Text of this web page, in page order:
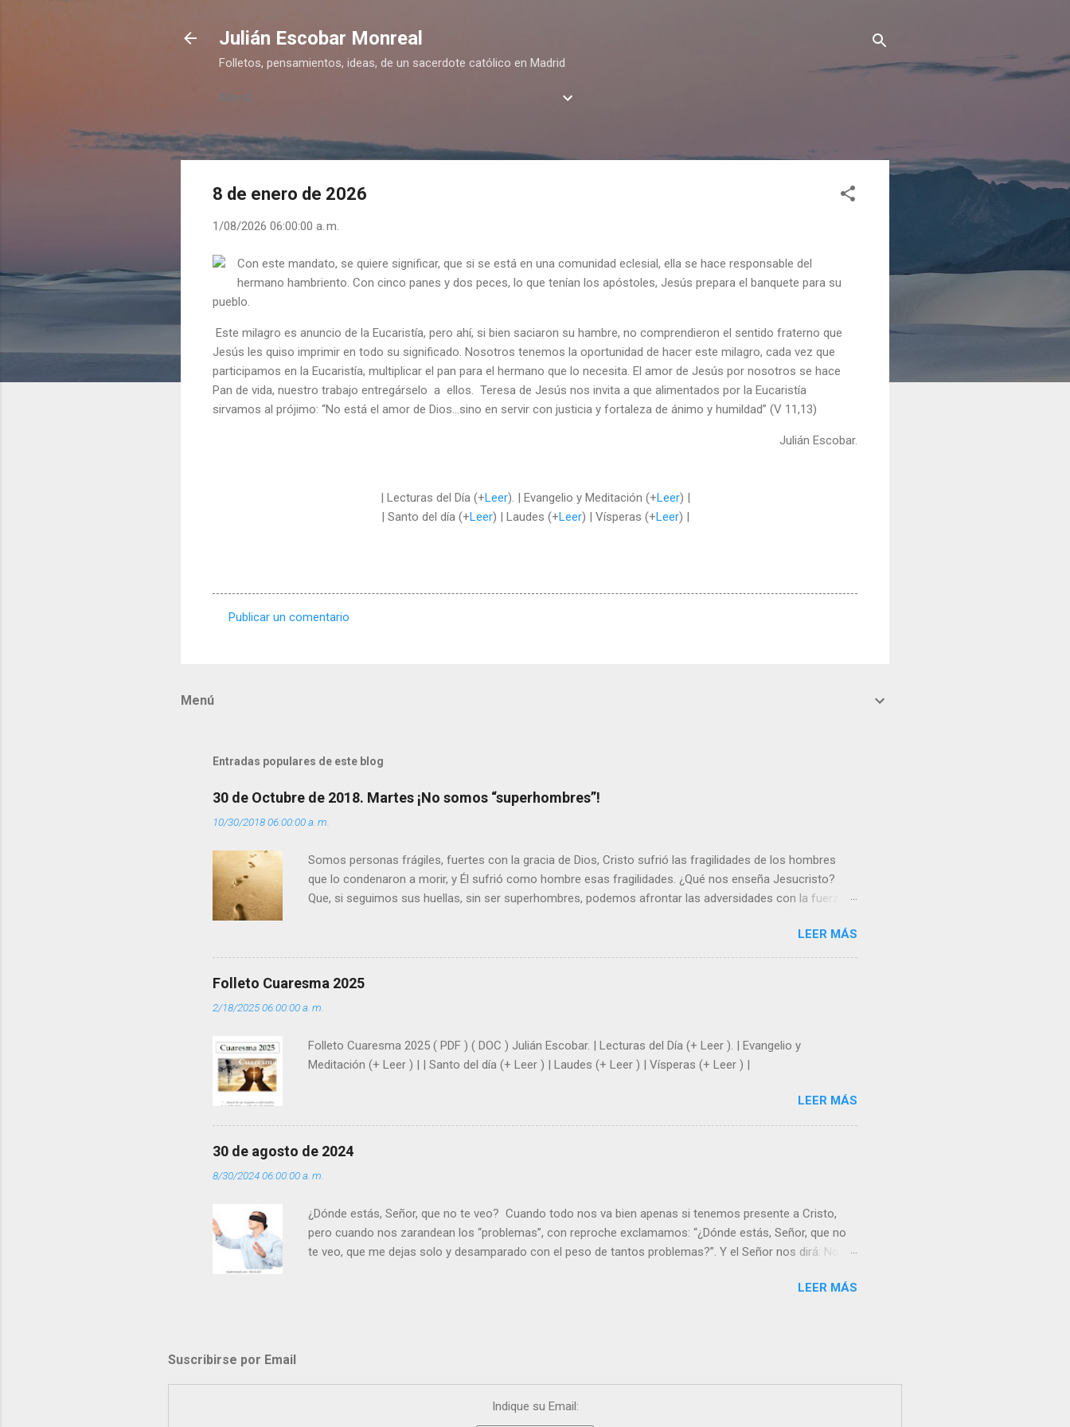
Julián Escobar Monreal
Folletos, pensamientos, ideas, de un sacerdote católico en Madrid
Menú
8 de enero de 2026
1/08/2026 06:00:00 a. m.
Con este mandato, se quiere significar, que si se está en una comunidad eclesial, ella se hace responsable del
hermano hambriento. Con cinco panes y dos peces, lo que tenían los apóstoles, Jesús prepara el banquete para su
pueblo.
Este milagro es anuncio de la Eucaristía, pero ahí, si bien saciaron su hambre, no comprendieron el sentido fraterno que
Jesús les quiso imprimir en todo su significado. Nosotros tenemos la oportunidad de hacer este milagro, cada vez que
participamos en la Eucaristía, multiplicar el pan para el hermano que lo necesita. El amor de Jesús por nosotros se hace
Pan de vida, nuestro trabajo entregárselo a ellos. Teresa de Jesús nos invita a que alimentados por la Eucaristía
sirvamos al prójimo: “No está el amor de Dios…sino en servir con justicia y fortaleza de ánimo y humildad” (V 11,13)
Julián Escobar.
| Lecturas del Día (+Leer). | Evangelio y Meditación (+Leer) |
| Santo del día (+Leer) | Laudes (+Leer) | Vísperas (+Leer) |
a
Publicar un comentario
Menú
Entradas populares de este blog
30 de Octubre de 2018. Martes ¡No somos “superhombres”!
10/30/2018 06:00:00 a. m.
Somos personas frágiles, fuertes con la gracia de Dios, Cristo sufrió las fragilidades de los hombres
que lo condenaron a morir, y Él sufrió como hombre esas fragilidades. ¿Qué nos enseña Jesucristo?
Que, si seguimos sus huellas, sin ser superhombres, podemos afrontar las adversidades con la fuerza y
que los demás se sientan acompañados y protegidos por nosotros. “ Señor, soy un árbol sin frutos,
pero tú me das la savia para que al menos mis ramas y hojas den sombra en los días del sol abrasador
”. - ¿Te sientes super hombre? - ¿Superas tu fragilidad con la gracia de Dios? Julián Escobar. | Lecturas
(+ Leer ) |
LEER MÁS
Folleto Cuaresma 2025
2/18/2025 06:00:00 a. m.
Folleto Cuaresma 2025 ( PDF ) ( DOC ) Julián Escobar. | Lecturas del Día (+ Leer ). | Evangelio y
Meditación (+ Leer ) | | Santo del día (+ Leer ) | Laudes (+ Leer ) | Vísperas (+ Leer ) |
LEER MÁS
30 de agosto de 2024
8/30/2024 06:00:00 a. m.
¿Dónde estás, Señor, que no te veo? Cuando todo nos va bien apenas si tenemos presente a Cristo,
pero cuando nos zarandean los “problemas”, con reproche exclamamos: “¿Dónde estás, Señor, que no
te veo, que me dejas solo y desamparado con el peso de tantos problemas?”. Y el Señor nos dirá: No
porque lloras tus problemas y no gozas de la vida. ¿Cómo puedes creer que Yo dejo a nadie sólo con
perdón que el odio? Si es así, es que Cristo te ha acariciado con su Resurrecc...
LEER MÁS
Suscribirse por Email
Indique su Email: